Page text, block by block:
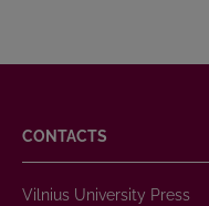
CONTACTS
Vilnius University Press